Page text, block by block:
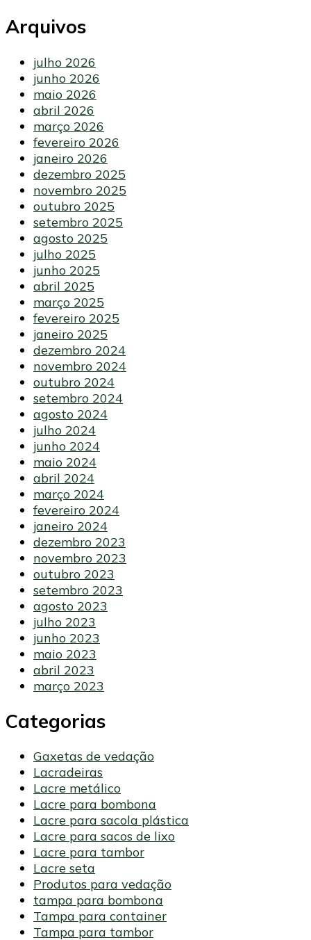
Arquivos
julho 2026
junho 2026
maio 2026
abril 2026
março 2026
fevereiro 2026
janeiro 2026
dezembro 2025
novembro 2025
outubro 2025
setembro 2025
agosto 2025
julho 2025
junho 2025
abril 2025
março 2025
fevereiro 2025
janeiro 2025
dezembro 2024
novembro 2024
outubro 2024
setembro 2024
agosto 2024
julho 2024
junho 2024
maio 2024
abril 2024
março 2024
fevereiro 2024
janeiro 2024
dezembro 2023
novembro 2023
outubro 2023
setembro 2023
agosto 2023
julho 2023
junho 2023
maio 2023
abril 2023
março 2023
Categorias
Gaxetas de vedação
Lacradeiras
Lacre metálico
Lacre para bombona
Lacre para sacola plástica
Lacre para sacos de lixo
Lacre para tambor
Lacre seta
Produtos para vedação
tampa para bombona
Tampa para container
Tampa para tambor